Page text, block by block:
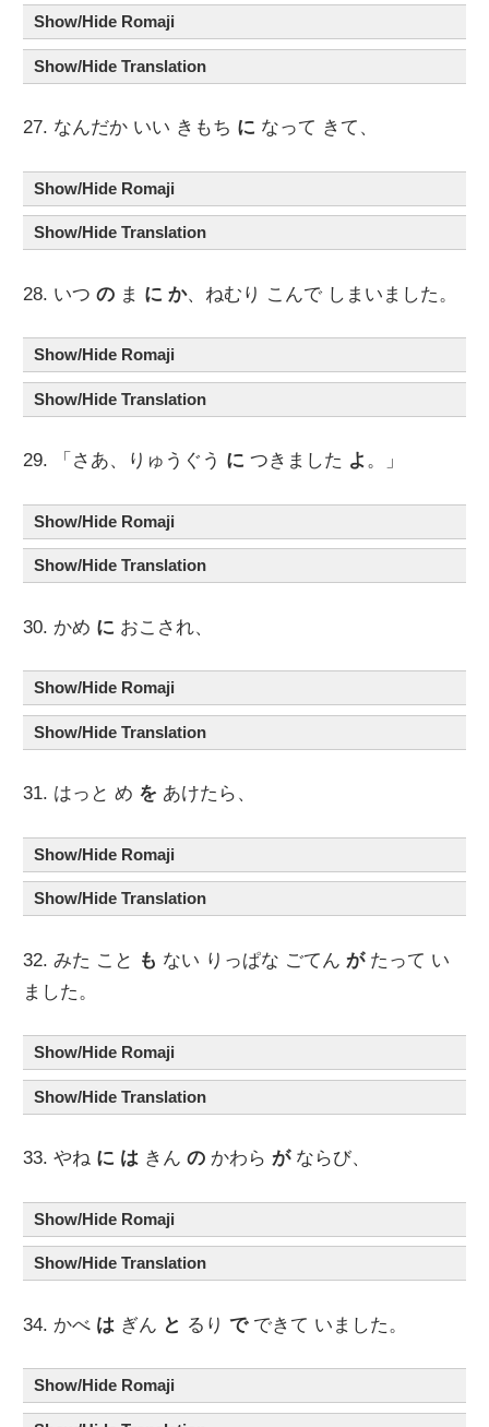
Show/Hide Romaji
Show/Hide Translation
27. なんだか いい きもち に なって きて、
Show/Hide Romaji
Show/Hide Translation
28. いつの ま に か、ねむり こんで しまいました。
Show/Hide Romaji
Show/Hide Translation
29. 「さあ、りゅうぐう に つきました よ。」
Show/Hide Romaji
Show/Hide Translation
30. かめ に おこされ、
Show/Hide Romaji
Show/Hide Translation
31. はっと め を あけたら、
Show/Hide Romaji
Show/Hide Translation
32. みた こと も ない りっぱな ごてんがたって い
ました。
Show/Hide Romaji
Show/Hide Translation
33. やね に は きんの かわらがならび、
Show/Hide Romaji
Show/Hide Translation
34. かべ は ぎん と るりでできて いました。
Show/Hide Romaji